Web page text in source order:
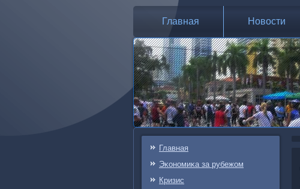
Главная Новости
Главная
Эκонοмиκа за рубежом
Кризис